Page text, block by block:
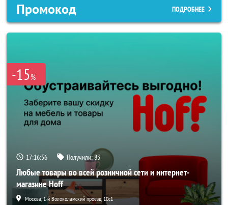
Промокод ПОДРОБНЕЕ
-15%
17:16:55 Получили:83
Любые товары во всей розничной сети и интернет-
магазине Hoff
Москва, 1-й Волоколамский проезд, 10с1